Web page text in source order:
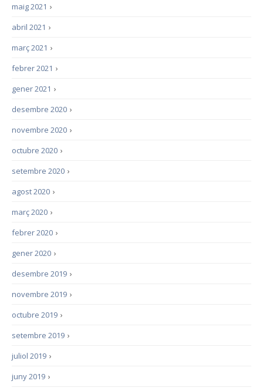
›
maig 2021
›
abril 2021
›
març 2021
›
febrer 2021
›
gener 2021
›
desembre 2020
›
novembre 2020
›
octubre 2020
›
setembre 2020
›
agost 2020
›
març 2020
›
febrer 2020
›
gener 2020
›
desembre 2019
›
novembre 2019
›
octubre 2019
›
setembre 2019
›
juliol 2019
›
juny 2019